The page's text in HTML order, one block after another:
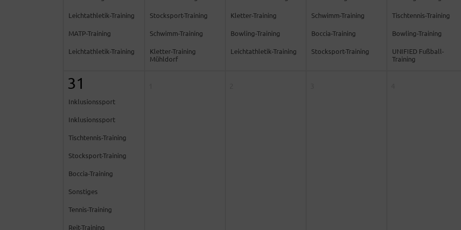
Leichtathletik-Training
MATP-Training
Leichtathletik-Training
Stocksport-Training
Schwimm-Training
Kletter-Training
Mühldorf
Kletter-Training
Bowling-Training
Leichtathletik-Training
Schwimm-Training
Boccia-Training
Stocksport-Training
Tischtennis-Training
Bowling-Training
UNIFIED Fußball-
Training
31
Inklusionssport
Inklusionssport
Tischtennis-Training
Stocksport-Training
Boccia-Training
Sonstiges
Tennis-Training
Reit-Training